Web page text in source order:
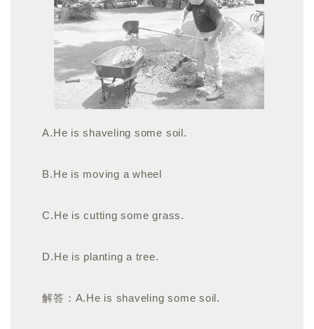
A.He is shaveling some soil.
B.He is moving a wheel
C.He is cutting some grass.
D.He is planting a tree.
解答：A.He is shaveling some soil.